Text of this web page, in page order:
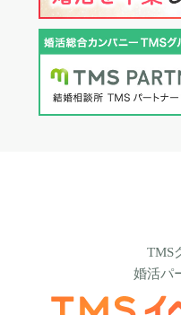
TMS
婚活パ